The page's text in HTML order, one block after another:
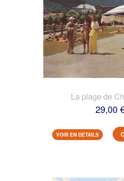
La plage de
29,00
VOIR EN DETAILS